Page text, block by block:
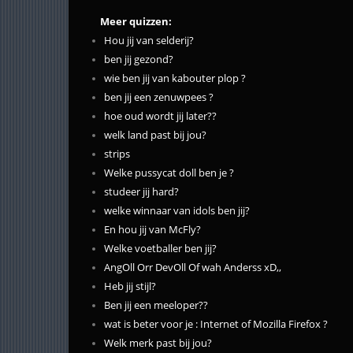
Meer quizzen:
Hou jij van selderij?
ben jij gezond?
wie ben jij van kabouter plop ?
ben jij een zenuwpees ?
hoe oud wordt jij later??
welk land past bij jou?
strips
Welke pussycat doll ben je ?
studeer jij hard?
welke winnaar van idols ben jij?
En hou jij van McFly?
Welke voetballer ben jij?
AngOll Orr DevOll Of wah Anderss xD,,
Heb jij stijl?
Ben jij een meeloper??
wat is beter voor je : Internet of Mozilla Firefox ?
Welk merk past bij jou?